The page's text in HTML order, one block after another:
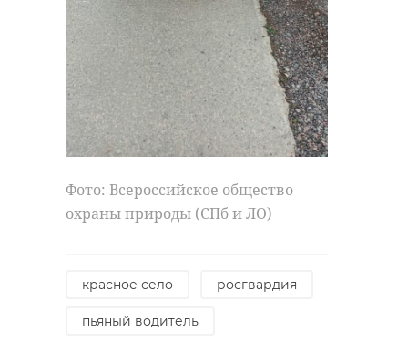
Фото: Всероссийское общество
охраны природы (СПб и ЛО)
красное село росгвардия
пьяный водитель